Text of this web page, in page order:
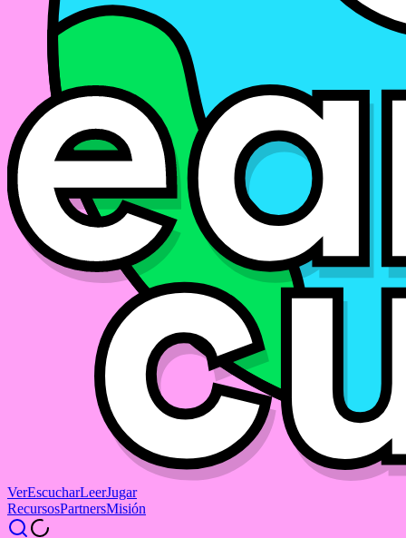
VerEscucharLeerJugar
RecursosPartnersMisión